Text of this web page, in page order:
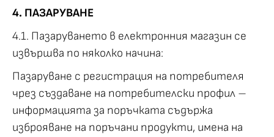
4. ПАЗАРУВАНЕ
4.1. Пазаруването в електронния магазин се
извършва по няколко начина:
Пазаруване с регистрация на потребителя
чрез създаване на потребителски профил –
информацията за поръчката съдържа
изброяване на поръчани продукти, имена на